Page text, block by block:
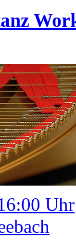
Uhr